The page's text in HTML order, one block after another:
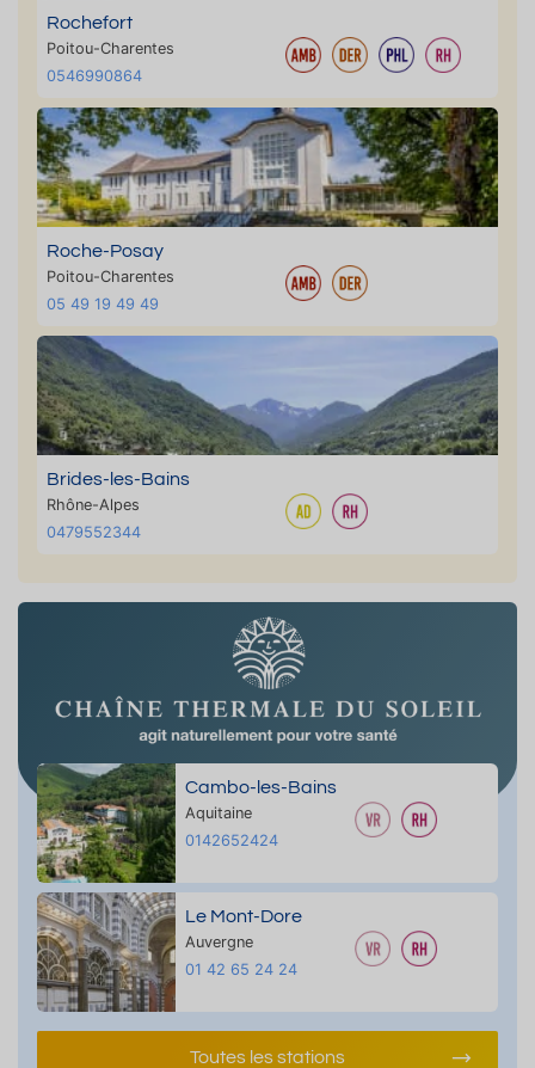
Rochefort
Poitou-Charentes
0546990864
Roche-Posay
Poitou-Charentes
05 49 19 49 49
Brides-les-Bains
Rhône-Alpes
0479552344
Cambo-les-Bains
Aquitaine
0142652424
Le Mont-Dore
Auvergne
01 42 65 24 24
Toutes les stations